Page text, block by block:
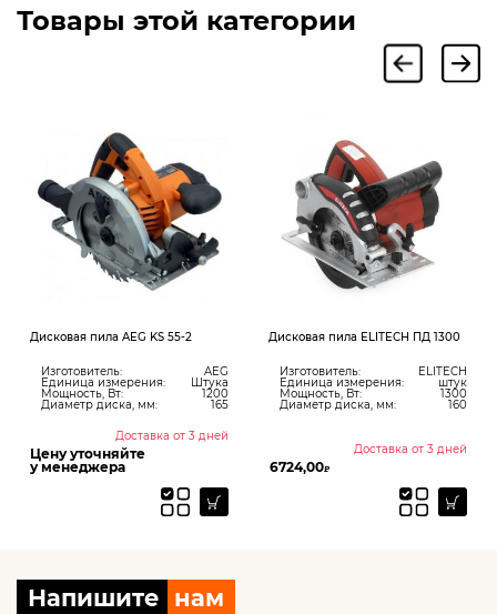
Товары этой категории
Дисковая пила AEG KS 55-2
Изготовитель: AEG
Единица измерения: Штука
Мощность, Вт: 1200
Диаметр диска, мм: 165
Доставка от 3 дней
Цену уточняйте
у менеджера
Дисковая пила ELITECH ПД 1300
Изготовитель: ELITECH
Единица измерения: штук
Мощность, Вт: 1300
Диаметр диска, мм: 160
Доставка от 3 дней
6724,00₽
Напишите нам